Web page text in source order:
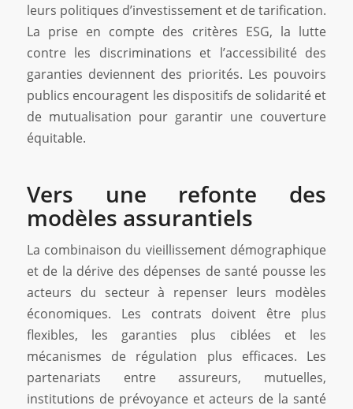
leurs politiques d’investissement et de tarification.
La prise en compte des critères ESG, la lutte
contre les discriminations et l’accessibilité des
garanties deviennent des priorités. Les pouvoirs
publics encouragent les dispositifs de solidarité et
de mutualisation pour garantir une couverture
équitable.
Vers une refonte des
modèles assurantiels
La combinaison du vieillissement démographique
et de la dérive des dépenses de santé pousse les
acteurs du secteur à repenser leurs modèles
économiques. Les contrats doivent être plus
flexibles, les garanties plus ciblées et les
mécanismes de régulation plus efficaces. Les
partenariats entre assureurs, mutuelles,
institutions de prévoyance et acteurs de la santé